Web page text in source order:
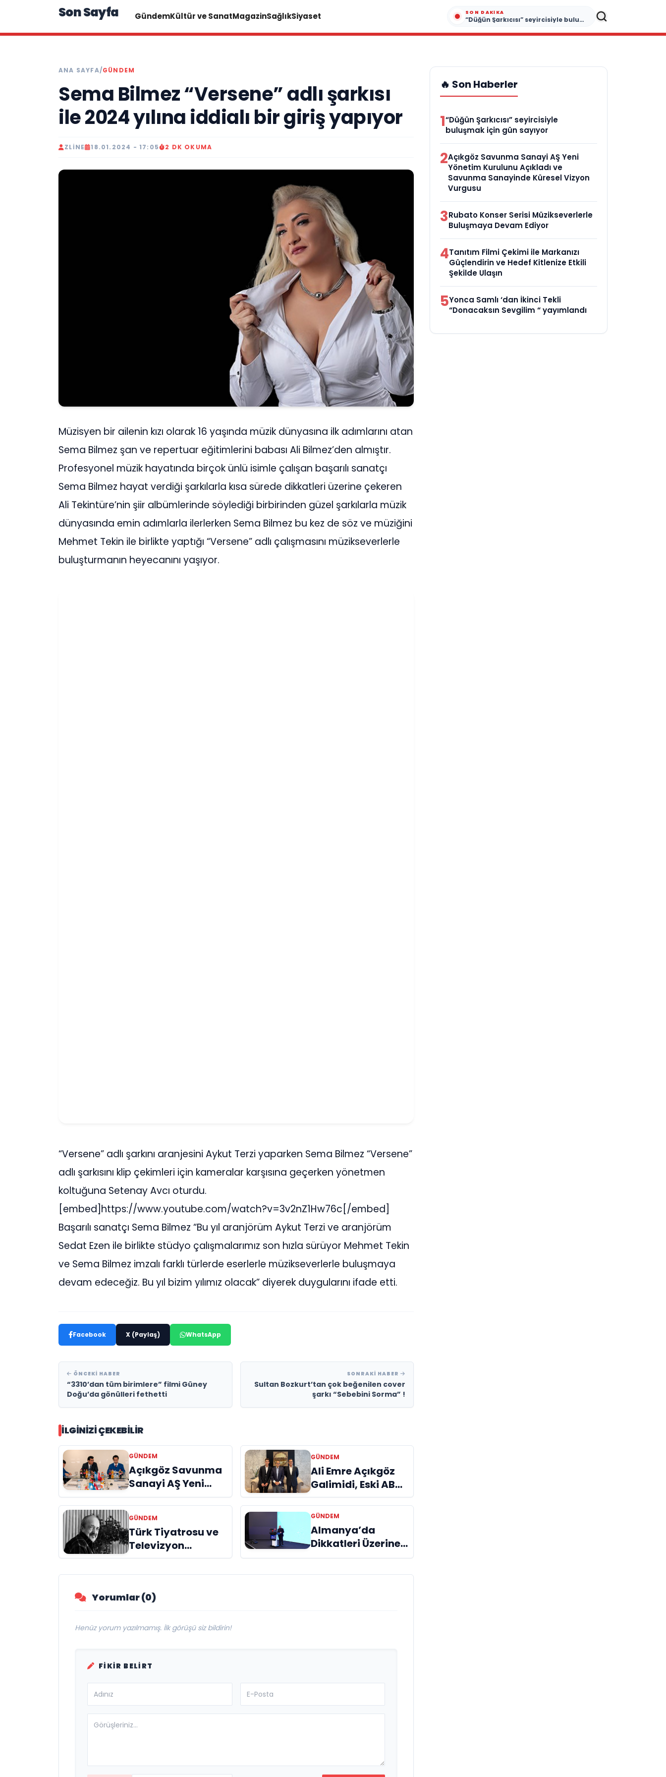
Son Sayfa GündemKültür ve SanatMagazinSağlıkSiyaset SON DAKIKA
“Düğün Şarkıcısı” seyircisiyle buluşmak için gün sayıyor
ANA SAYFA/GÜNDEM
Sema Bilmez “Versene” adlı şarkısı
ile 2024 yılına iddialı bir giriş yapıyor
ZLINE 18.01.2024 - 17:05 2 DK OKUMA
Müzisyen bir ailenin kızı olarak 16 yaşında müzik dünyasına ilk adımlarını atan
Sema Bilmez şan ve repertuar eğitimlerini babası Ali Bilmez’den almıştır.
Profesyonel müzik hayatında birçok ünlü isimle çalışan başarılı sanatçı
Sema Bilmez hayat verdiği şarkılarla kısa sürede dikkatleri üzerine çekeren
Ali Tekintüre’nin şiir albümlerinde söylediği birbirinden güzel şarkılarla müzik
dünyasında emin adımlarla ilerlerken Sema Bilmez bu kez de söz ve müziğini
Mehmet Tekin ile birlikte yaptığı “Versene” adlı çalışmasını müzikseverlerle
buluşturmanın heyecanını yaşıyor.
“Versene” adlı şarkını aranjesini Aykut Terzi yaparken Sema Bilmez “Versene”
adlı şarkısını klip çekimleri için kameralar karşısına geçerken yönetmen
koltuğuna Setenay Avcı oturdu.
[embed]https://www.youtube.com/watch?v=3v2nZ1Hw76c[/embed]
Başarılı sanatçı Sema Bilmez “Bu yıl aranjörüm Aykut Terzi ve aranjörüm
Sedat Ezen ile birlikte stüdyo çalışmalarımız son hızla sürüyor Mehmet Tekin
ve Sema Bilmez imzalı farklı türlerde eserlerle müzikseverlerle buluşmaya
devam edeceğiz. Bu yıl bizim yılımız olacak” diyerek duygularını ifade etti.
Facebook X (Paylaş) WhatsApp
ÖNCEKI HABER
“3310’dan tüm birimlere” filmi Güney
Doğu’da gönülleri fethetti
SONRAKI HABER
Sultan Bozkurt’tan çok beğenilen cover
şarkı “Sebebini Sorma” !
İLGINIZI ÇEKEBILIR
GÜNDEM
Açıkgöz Savunma
Sanayi AŞ Yeni
Yönetim Kurulunu
Açıkladı ve
Savunma
Sanayinde Küresel
Vizyon Vurgusu
GÜNDEM
Ali Emre Açıkgöz
Galimidi, Eski AB
Bakanı ve
Büyükelçi Egemen
Bağış ile Bir Araya
Geldi
GÜNDEM
Türk Tiyatrosu ve
Televizyon
Dünyasının Usta
İsmi Can Kolukısa
GÜNDEM
Almanya’da
Dikkatleri Üzerine
Çeken Türk
Yorumlar (0)
Henüz yorum yazılmamış. İlk görüşü siz bildirin!
FIKIR BELIRT
🔥 Son Haberler
1“Düğün Şarkıcısı” seyircisiyle
buluşmak için gün sayıyor
2Açıkgöz Savunma Sanayi AŞ Yeni
Yönetim Kurulunu Açıkladı ve
Savunma Sanayinde Küresel Vizyon
Vurgusu
3Rubato Konser Serisi Müzikseverlerle
Buluşmaya Devam Ediyor
4Tanıtım Filmi Çekimi ile Markanızı
Güçlendirin ve Hedef Kitlenize Etkili
Şekilde Ulaşın
5Yonca Samlı ‘dan İkinci Tekli
“Donacaksın Sevgilim “ yayımlandı